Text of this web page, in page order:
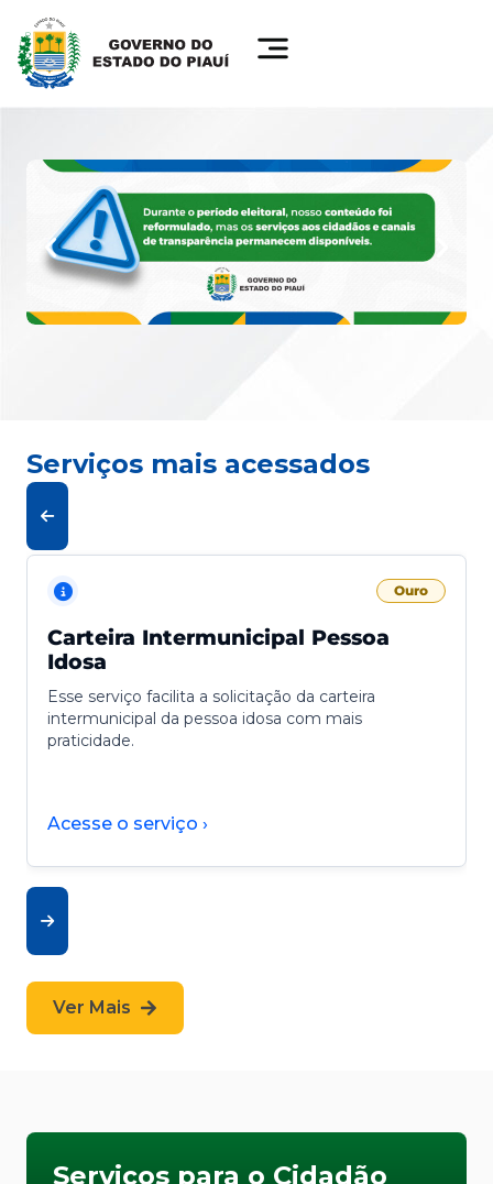
Serviços mais acessados
Ouro
Carteira Intermunicipal Pessoa
Idosa
Esse serviço facilita a solicitação da carteira
intermunicipal da pessoa idosa com mais
praticidade.
Acesse o serviço ›
Ver Mais
Serviços para o Cidadão